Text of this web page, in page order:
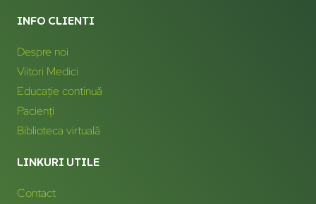
INFO CLIENTI
Despre noi
Viitori Medici
Educație continuă
Pacienți
Biblioteca virtuală
LINKURI UTILE
Contact